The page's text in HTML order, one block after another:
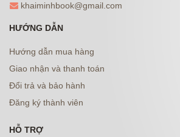
khaiminhbook@gmail.com
HƯỚNG DẪN
Hướng dẫn mua hàng
Giao nhận và thanh toán
Đổi trả và bảo hành
Đăng ký thành viên
HỖ TRỢ